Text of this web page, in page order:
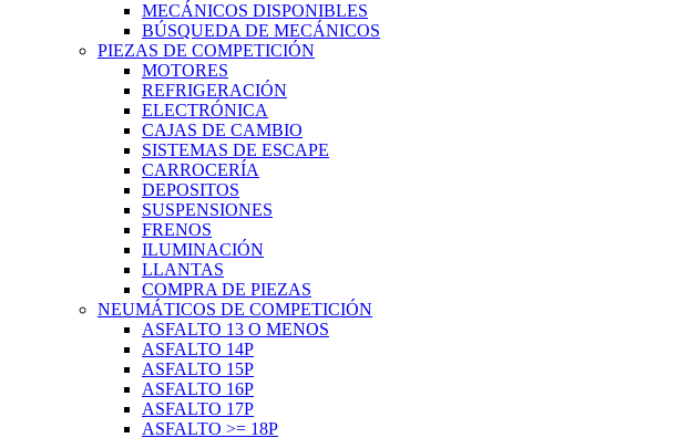
MECÁNICOS DISPONIBLES
BÚSQUEDA DE MECÁNICOS
PIEZAS DE COMPETICIÓN
MOTORES
REFRIGERACIÓN
ELECTRÓNICA
CAJAS DE CAMBIO
SISTEMAS DE ESCAPE
CARROCERÍA
DEPOSITOS
SUSPENSIONES
FRENOS
ILUMINACIÓN
LLANTAS
COMPRA DE PIEZAS
NEUMÁTICOS DE COMPETICIÓN
ASFALTO 13 O MENOS
ASFALTO 14P
ASFALTO 15P
ASFALTO 16P
ASFALTO 17P
ASFALTO >= 18P